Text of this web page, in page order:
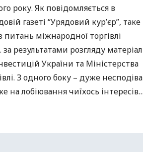
року. Як повідомляється в
газеті “Урядовий кур’єр”, таке
міжнародної торгівлі
результатами розгляду
України та Міністерства
З одного боку – дуже
на лобіювання чиїхось інтересів…